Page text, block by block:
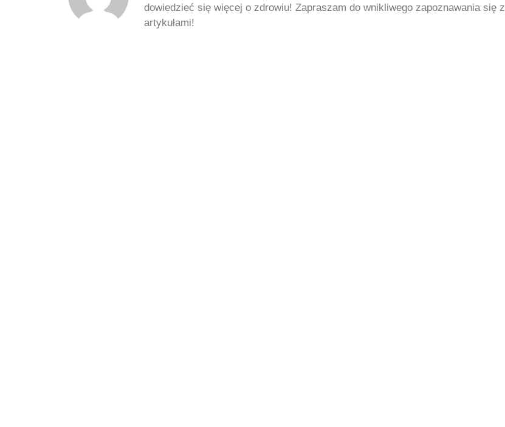
dowiedzieć się więcej o zdrowiu! Zapraszam do wnikliwego zapoznawania się z
artykułami!